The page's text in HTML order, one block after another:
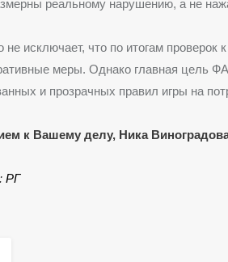
реальному нарушению, а не
не исключает, что по итогам
меры. Однако главная цель
и прозрачных правил игры на
к Вашему делу, Ника
РГ